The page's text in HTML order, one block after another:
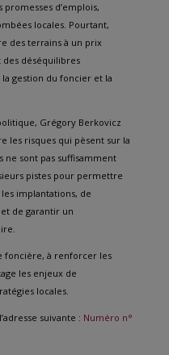
d’emplois,
locales. Pourtant,
des terrains à un prix
déséquilibres
gestion du foncier et la
Grégory Berkovicz
les risques qui pèsent sur la
sont pas suffisamment
pistes pour permettre
implantations, de
de garantir un
foncière, à renforcer les
les enjeux de
locales.
suivante : Numéro n°